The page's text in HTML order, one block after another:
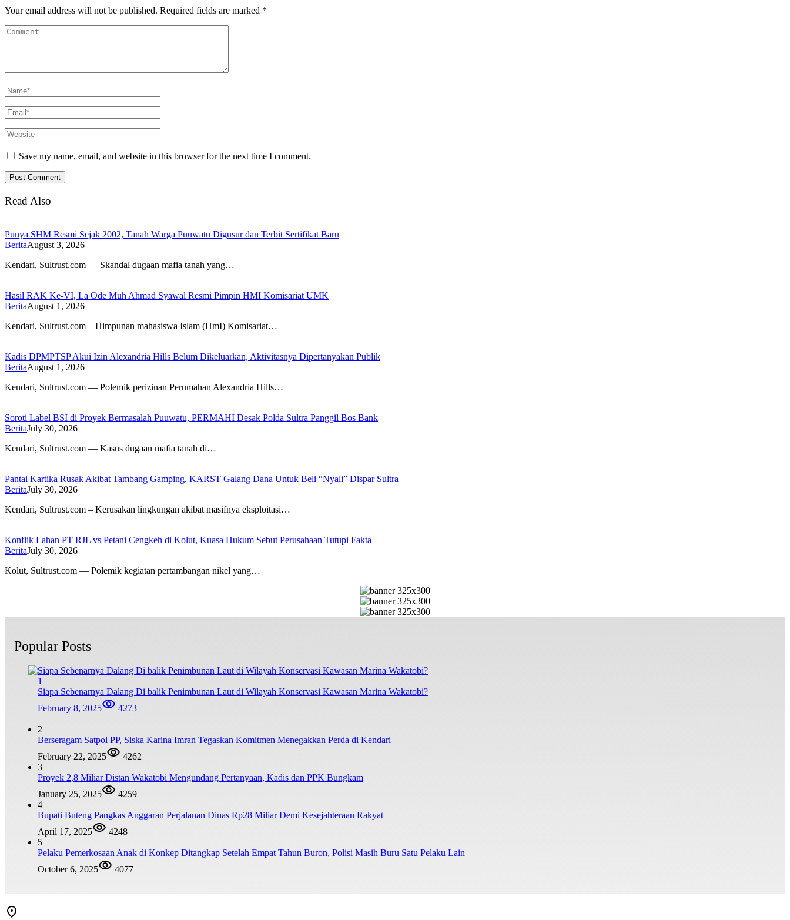
Your email address will not be published. Required fields are marked *
Save my name, email, and website in this browser for the next time I comment.
Read Also
Punya SHM Resmi Sejak 2002, Tanah Warga Puuwatu Digusur dan Terbit Sertifikat Baru
BeritaAugust 3, 2026
Kendari, Sultrust.com — Skandal dugaan mafia tanah yang…
Hasil RAK Ke-VI, La Ode Muh Ahmad Syawal Resmi Pimpin HMI Komisariat UMK
BeritaAugust 1, 2026
Kendari, Sultrust.com – Himpunan mahasiswa Islam (HmI) Komisariat…
Kadis DPMPTSP Akui Izin Alexandria Hills Belum Dikeluarkan, Aktivitasnya Dipertanyakan Publik
BeritaAugust 1, 2026
Kendari, Sultrust.com — Polemik perizinan Perumahan Alexandria Hills…
Soroti Label BSI di Proyek Bermasalah Puuwatu, PERMAHI Desak Polda Sultra Panggil Bos Bank
BeritaJuly 30, 2026
Kendari, Sultrust.com — Kasus dugaan mafia tanah di…
Pantai Kartika Rusak Akibat Tambang Gamping, KARST Galang Dana Untuk Beli “Nyali” Dispar Sultra
BeritaJuly 30, 2026
Kendari, Sultrust.com – Kerusakan lingkungan akibat masifnya eksploitasi…
Konflik Lahan PT RJL vs Petani Cengkeh di Kolut, Kuasa Hukum Sebut Perusahaan Tutupi Fakta
BeritaJuly 30, 2026
Kolut, Sultrust.com — Polemik kegiatan pertambangan nikel yang…
Popular Posts
1
Siapa Sebenarnya Dalang Di balik Penimbunan Laut di Wilayah Konservasi Kawasan Marina Wakatobi?
February 8, 2025
4273
2
Berseragam Satpol PP, Siska Karina Imran Tegaskan Komitmen Menegakkan Perda di Kendari
February 22, 2025
4262
3
Proyek 2,8 Miliar Distan Wakatobi Mengundang Pertanyaan, Kadis dan PPK Bungkam
January 25, 2025
4259
4
Bupati Buteng Pangkas Anggaran Perjalanan Dinas Rp28 Miliar Demi Kesejahteraan Rakyat
April 17, 2025
4248
5
Pelaku Pemerkosaan Anak di Konkep Ditangkap Setelah Empat Tahun Buron, Polisi Masih Buru Satu Pelaku Lain
October 6, 2025
4077